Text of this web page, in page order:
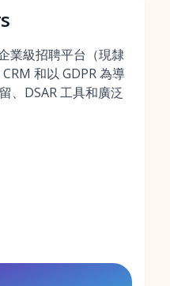
業級招聘平台（現隸
和以 GDPR 為導
、DSAR 工具和廣泛